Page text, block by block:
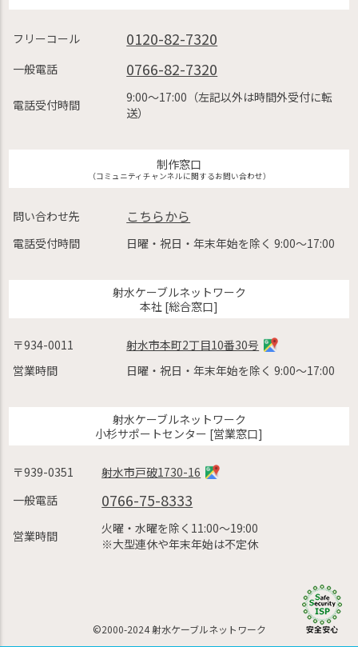
フリーコール 0120-82-7320
一般電話 0766-82-7320
電話受付時間
9:00〜17:00（左記以外は時間外受付に転
送）
制作窓口
（コミュニティチャンネルに関するお問い合わせ）
問い合わせ先 こちらから
電話受付時間 日曜・祝日・年末年始を除く 9:00〜17:00
射水ケーブルネットワーク
本社 [総合窓口]
〒934-0011
射水市本町2丁目10番30号
営業時間
日曜・祝日・年末年始を除く 9:00〜17:00
射水ケーブルネットワーク
小杉サポートセンター [営業窓口]
〒939-0351
射水市戸破1730-16
一般電話
0766-75-8333
営業時間
火曜・水曜を除く11:00〜19:00
※大型連休や年末年始は不定休
©2000-2024 射水ケーブルネットワーク